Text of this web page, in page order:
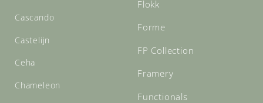
Cascando
Castelijn
Ceha
Chameleon
Flokk
Forme
FP Collection
Framery
Functionals